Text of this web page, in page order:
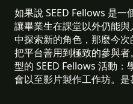
如果說 SEED Fellows 是一
讓畢業生在課堂以外仍能
中探索新的角色，那麼今
把平台善用到極致的參與
型的 SEED Fellows 活動：
會以至影片製作工作坊。是